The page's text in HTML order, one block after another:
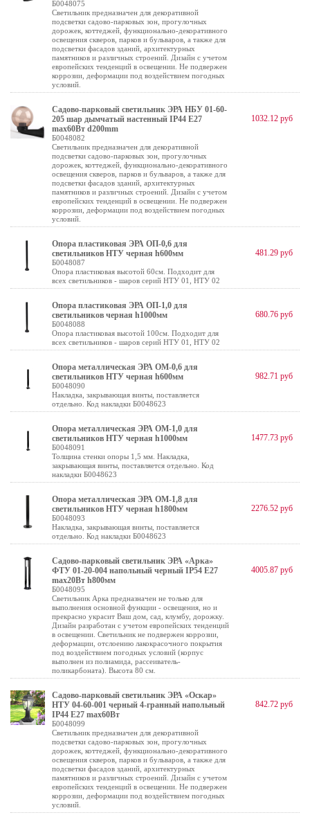
Б0048075
Светильник предназначен для декоративной
подсветки садово-парковых зон, прогулочных
дорожек, коттеджей, функционально-декоративного
освещения скверов, парков и бульваров, а также для
подсветки фасадов зданий, архитектурных
памятников и различных строений. Дизайн с учетом
европейских тенденций в освещении. Не подвержен
коррозии, деформации под воздействием погодных
условий.
Садово-парковый светильник ЭРА НБУ 01-60-
205 шар дымчатый настенный IP44 Е27
max60Вт d200mm
Б0048082
Светильник предназначен для декоративной
подсветки садово-парковых зон, прогулочных
дорожек, коттеджей, функционально-декоративного
освещения скверов, парков и бульваров, а также для
подсветки фасадов зданий, архитектурных
памятников и различных строений. Дизайн с учетом
европейских тенденций в освещении. Не подвержен
коррозии, деформации под воздействием погодных
условий.
1032.12 руб
Опора пластиковая ЭРА ОП-0,6 для
светильников НТУ черная h600мм
Б0048087
Опора пластиковая высотой 60см. Подходит для
всех светильников - шаров серий НТУ 01, НТУ 02
481.29 руб
Опора пластиковая ЭРА ОП-1,0 для
светильников черная h1000мм
Б0048088
Опора пластиковая высотой 100см. Подходит для
всех светильников - шаров серий НТУ 01, НТУ 02
680.76 руб
Опора металлическая ЭРА ОМ-0,6 для
светильников НТУ черная h600мм
Б0048090
Накладка, закрывающая винты, поставляется
отдельно. Код накладки Б0048623
982.71 руб
Опора металлическая ЭРА ОМ-1,0 для
светильников НТУ черная h1000мм
Б0048091
Толщина стенки опоры 1,5 мм. Накладка,
закрывающая винты, поставляется отдельно. Код
накладки Б0048623
1477.73 руб
Опора металлическая ЭРА ОМ-1,8 для
светильников НТУ черная h1800мм
Б0048093
Накладка, закрывающая винты, поставляется
отдельно. Код накладки Б0048623
2276.52 руб
Садово-парковый светильник ЭРА «Арка»
ФТУ 01-20-004 напольный черный IP54 Е27
max20Вт h800мм
Б0048095
Светильник Арка предназначен не только для
выполнения основной функции - освещения, но и
прекрасно украсит Ваш дом, сад, клумбу, дорожку.
Дизайн разработан с учетом европейских тенденций
в освещении. Светильник не подвержен коррозии,
деформации, отслоению лакокрасочного покрытия
под воздействием погодных условий (корпус
выполнен из полиамида, рассеиватель-
поликарбоната). Высота 80 см.
4005.87 руб
Садово-парковый светильник ЭРА «Оскар»
НТУ 04-60-001 черный 4-гранный напольный
IP44 Е27 max60Вт
Б0048099
Светильник предназначен для декоративной
подсветки садово-парковых зон, прогулочных
дорожек, коттеджей, функционально-декоративного
освещения скверов, парков и бульваров, а также для
подсветки фасадов зданий, архитектурных
памятников и различных строений. Дизайн с учетом
европейских тенденций в освещении. Не подвержен
коррозии, деформации под воздействием погодных
условий.
842.72 руб